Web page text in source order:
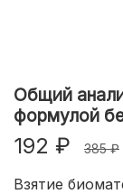
Общий
формулой
192 ₽ 385 ₽
Взятие